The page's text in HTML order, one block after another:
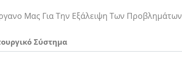
Μας Για Την Εξάλειψη Των Προβλημάτων
Σύστημα